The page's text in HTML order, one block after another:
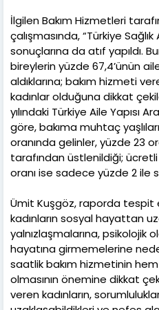
İlgilen Bakım Hizmetleri
çalışmasında, “Türkiye Sağlık
sonuçlarına da atıf yapıldı.
bireylerin yüzde 67,4’ünün
aldıklarına; bakım hizmeti
kadınlar olduğuna dikkat
yılındaki Türkiye Aile Yapısı
göre, bakıma muhtaç
oranında gelinler, yüzde 23
tarafından üstlenildiği; ücretli
oranı ise sadece yüzde 2 ile
Ümit Kuşgöz, raporda tespit
kadınların sosyal hayattan
yalnızlaşmalarına, psikolojik
hayatına girmemelerine
saatlik bakım hizmetinin
olmasının önemine dikkat
veren kadınların,